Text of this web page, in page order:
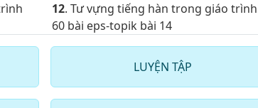
12. Tư vựng tiếng hàn trong giáo trình
60 bài eps-topik bài 14
60 bài eps-topik bài 17
18. Tư vựng tiếng hàn trong giáo trình
LUYỆN TẬP